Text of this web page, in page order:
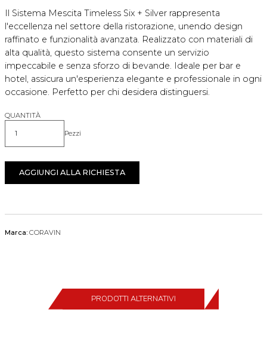
Il Sistema Mescita Timeless Six + Silver rappresenta
l'eccellenza nel settore della ristorazione, unendo design
raffinato e funzionalità avanzata. Realizzato con materiali di
alta qualità, questo sistema consente un servizio
impeccabile e senza sforzo di bevande. Ideale per bar e
hotel, assicura un'esperienza elegante e professionale in ogni
occasione. Perfetto per chi desidera distinguersi.
QUANTITÀ
Quantità Pezzi
AGGIUNGI ALLA RICHIESTA
Marca: CORAVIN
PRODOTTI ALTERNATIVI